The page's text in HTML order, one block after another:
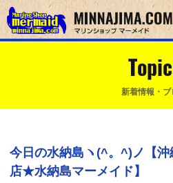
新着情報・ブ
今日の水納島ヽ(^。^)ノ【沖
店★水納島マーメイド】